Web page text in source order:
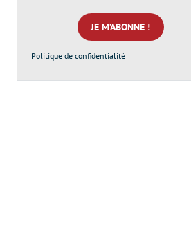
mail
*
Politique de confidentialité